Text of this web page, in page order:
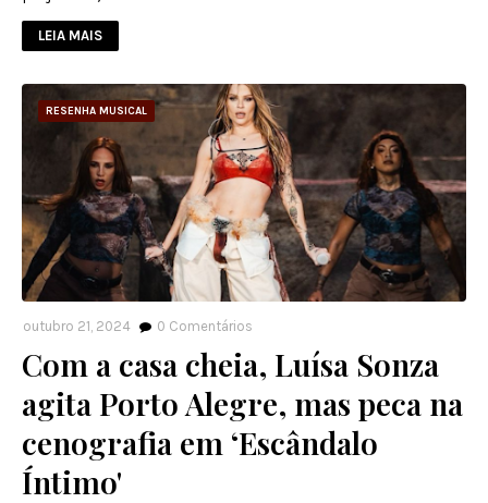
LEIA MAIS
RESENHA MUSICAL
outubro 21, 2024 0 Comentários
Com a casa cheia, Luísa Sonza
agita Porto Alegre, mas peca na
cenografia em ‘Escândalo
Íntimo'